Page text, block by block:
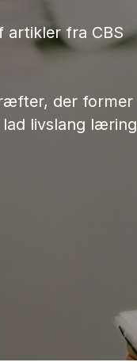
artikler fra CBS
der former
livslang læring